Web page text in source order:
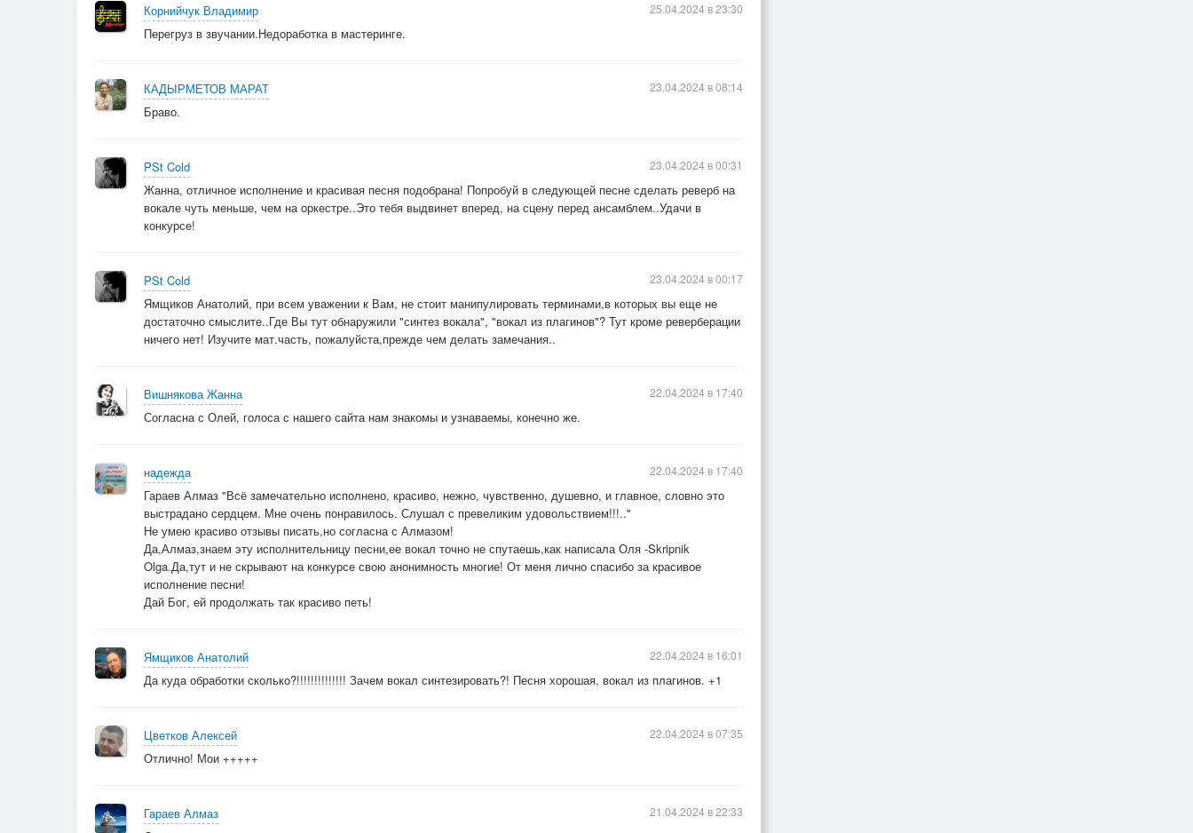
Корнийчук Владимир
Перегруз в звучании.Недоработка в мастеринге.
25.04.2024 в 23:30
КАДЫРМЕТОВ МАРАТ
Браво.
23.04.2024 в 08:14
PSt Cold
Жанна, отличное исполнение и красивая песня подобрана! Попробуй в следующей песне сделать реверб на
вокале чуть меньше, чем на оркестре..Это тебя выдвинет вперед, на сцену перед ансамблем..Удачи в
конкурсе!
23.04.2024 в 00:31
PSt Cold
Ямщиков Анатолий, при всем уважении к Вам, не стоит манипулировать терминами,в которых вы еще не
достаточно смыслите..Где Вы тут обнаружили "синтез вокала", "вокал из плагинов"? Тут кроме реверберации
ничего нет! Изучите мат.часть, пожалуйста,прежде чем делать замечания..
23.04.2024 в 00:17
Вишнякова Жанна
Согласна с Олей, голоса с нашего сайта нам знакомы и узнаваемы, конечно же.
22.04.2024 в 17:40
надежда
Гараев Алмаз "Всё замечательно исполнено, красиво, нежно, чувственно, душевно, и главное, словно это
выстрадано сердцем. Мне очень понравилось. Слушал с превеликим удовольствием!!!.."
Не умею красиво отзывы писать,но согласна с Алмазом!
Да,Алмаз,знаем эту исполнительницу песни,ее вокал точно не спутаешь,как написала Оля -Skripnik
Olga.Да,тут и не скрывают на конкурсе свою анонимность многие! От меня лично спасибо за красивое
исполнение песни!
Дай Бог, ей продолжать так красиво петь!
22.04.2024 в 17:40
Ямщиков Анатолий
Да куда обработки сколько?!!!!!!!!!!!!!! Зачем вокал синтезировать?! Песня хорошая, вокал из плагинов. +1
22.04.2024 в 16:01
Цветков Алексей
Отлично! Мои +++++
22.04.2024 в 07:35
Гараев Алмаз
21.04.2024 в 22:33